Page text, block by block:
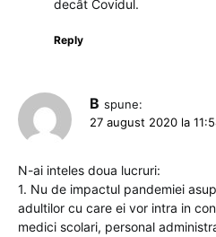
decât Covidul.
Reply
B spune:
27 august 2020 la
N-ai inteles doua lucruri:
1. Nu de impactul pandemiei
adultilor cu care ei vor intra in
medici scolari, personal